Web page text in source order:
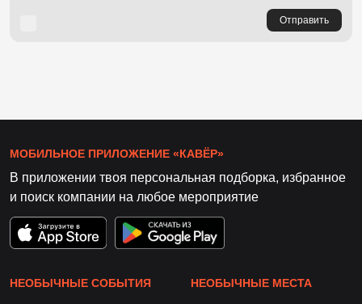
Отправить
МОБИЛЬНОЕ ПРИЛОЖЕНИЕ «КАВЁР»
В приложении твоя персональная подборка, избранное
и поиск компании на любое мероприятие
НЕОБЫЧНЫЕ СОБЫТИЯ НЕОБЫЧНЫЕ МЕСТА